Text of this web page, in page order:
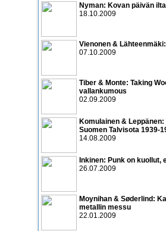
Nyman: Kovan päivän ilta
18.10.2009
Vienonen &
07.10.2009
Tiber & Monte: Taking
vallankumous
02.09.2009
Komulainen &
Suomen Talvisota 1939-
14.08.2009
Inkinen: Punk on kuollut,
26.07.2009
Moynihan & Søderlind:
metallin messu
22.01.2009